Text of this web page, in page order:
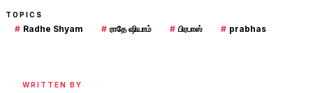
TOPICS
# Radhe Shyam # ராதே ஷியாம் # பிரபாஸ் # prabhas
WRITTEN BY